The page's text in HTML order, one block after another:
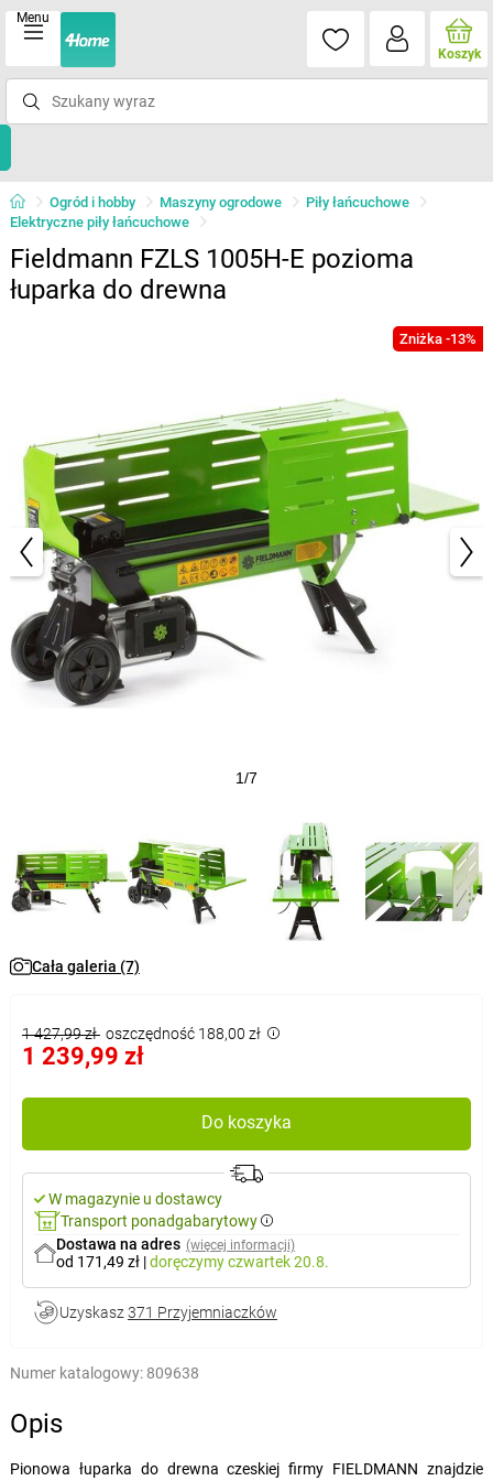
Menu
Koszyk
Ogród i hobby Maszyny ogrodowe
Piły łańcuchowe
Elektryczne piły łańcuchowe
Fieldmann FZLS 1005H-E pozioma
łuparka do drewna
Zniżka -13%
1/7
Cała galeria (7)
1 427,99 zł oszczędność 188,00 zł
1 239,99 zł
Do koszyka
W magazynie u dostawcy
Transport ponadgabarytowy
Dostawa na adres (więcej informacji)
od 171,49 zł |doręczymyczwartek 20.8.
Uzyskasz 371 Przyjemniaczków
Numer katalogowy: 809638
Opis
Pionowa łuparka do drewna czeskiej firmy FIELDMANN znajdzie